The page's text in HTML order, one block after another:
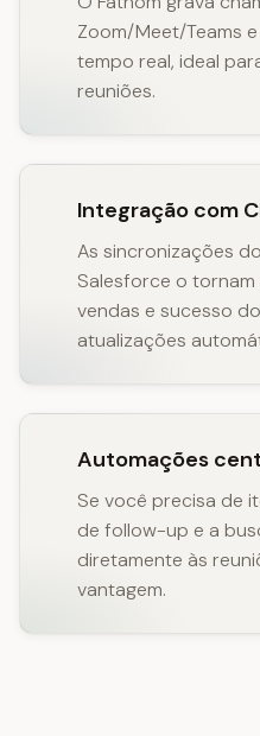
Zoom/Meet/Teams
tempo real, ideal
reuniões.
Integração com
As sincronizações
Salesforce o
vendas e sucesso
atualizações
Automações
Se você precisa de
de follow-up e a
diretamente às
vantagem.